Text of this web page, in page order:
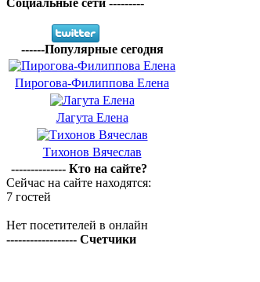
Социальные сети ---------
------Популярные сегодня
Пирогова-Филиппова Елена
Лагута Елена
Тихонов Вячеслав
-------------- Кто на сайте?
Сейчас на сайте находятся:
7 гостей
Нет посетителей в онлайн
------------------ Счетчики